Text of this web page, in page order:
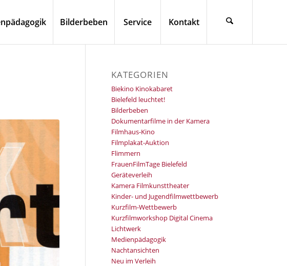
Bilderbeben Service Kontakt
KATEGORIEN
Biekino Kinokabaret
Bielefeld leuchtet!
Bilderbeben
Dokumentarfilme in der Kamera
Filmhaus-Kino
Filmplakat-Auktion
Flimmern
FrauenFilmTage Bielefeld
Geräteverleih
Kamera Filmkunsttheater
Kinder- und Jugendfilmwettbewerb
Kurzfilm-Wettbewerb
Kurzfilmworkshop Digital Cinema
Lichtwerk
Medienpädagogik
Nachtansichten
Neu im Verleih